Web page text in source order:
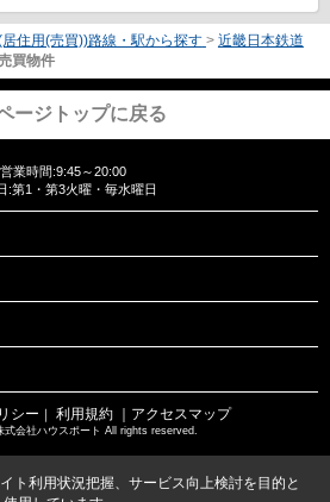
居住用(売買))路線・駅から探す > 近畿日本鉄道
買物件
ージトップに戻る
営業時間:9:45～20:00
:第1・第3火曜・毎水曜日
シー ｜ 利用規約 ｜アクセスマップ
会社ハウスポート All rights reserved.
ト利用状況把握、サービス向上検討を目的と